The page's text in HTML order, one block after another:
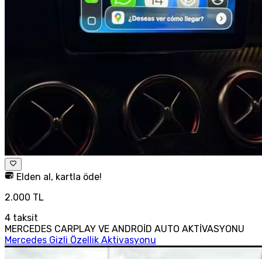
Elden al, kartla öde!
2.000 TL
4 taksit
MERCEDES CARPLAY VE ANDROİD AUTO AKTİVASYONU
Mercedes Gizli Özellik Aktivasyonu